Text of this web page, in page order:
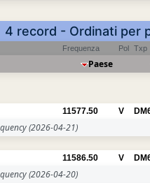
4 record - Ordinati per
Frequenza Pol Txp
Paese
11577.50 V
(2026-04-21)
11586.50 V
(2026-04-20)